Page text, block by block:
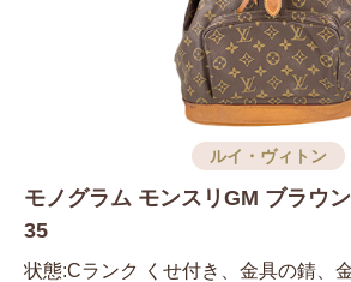
ルイ・ヴィトン
モノグラム モンスリGM ブラウ
35
状態:Cランク くせ付き、金具の錆、